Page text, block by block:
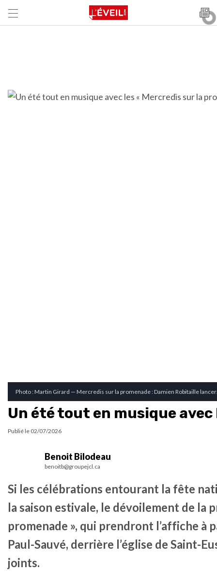
Photo : Martin Girard — Mercredis sur la promenade : Damien Robitaille
Un été tout en musique
Publié le 02/07/2026
Benoit Bilodeau
benoitb@groupejcl.ca
Si les célébrations entourant la fête
la saison estivale, le dévoilement de la
promenade », qui prendront l’affiche
Paul-Sauvé, derrière l’église de Saint-
joints.